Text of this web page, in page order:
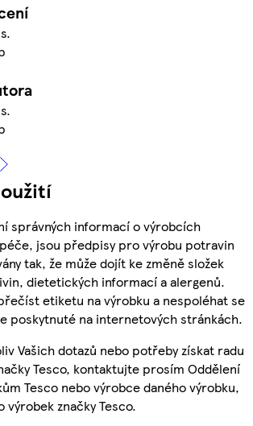
správných informací o výrobcích
jsou předpisy pro výrobu potravin
tak, že může dojít ke změně složek
dietetických informací a alergenů.
etiketu na výrobku a nespoléhat se
poskytnuté na internetových stránkách.
Vašich dotazů nebo potřeby získat radu
Tesco, kontaktujte prosím Oddělení
Tesco nebo výrobce daného výrobku,
výrobek značky Tesco.